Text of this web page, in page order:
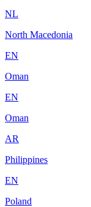
NL
North Macedonia
EN
Oman
EN
Oman
AR
Philippines
EN
Poland